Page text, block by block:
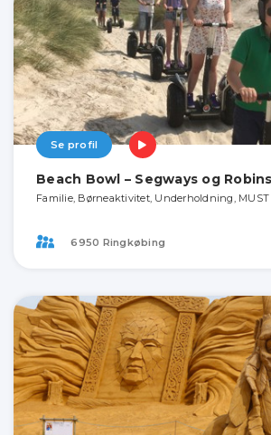
Se profil
Beach Bowl – Segways og Robins
Familie, Børneaktivitet, Underholdning, MUST
6950 Ringkøbing